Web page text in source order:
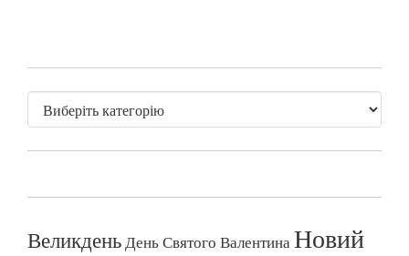
ВеликденьДень Святого ВалентинаНовий